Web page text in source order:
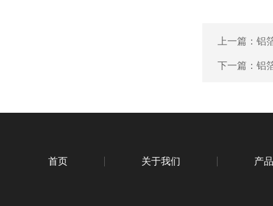
上一篇： 铝
下一篇： 铝
首页 关于我们 产